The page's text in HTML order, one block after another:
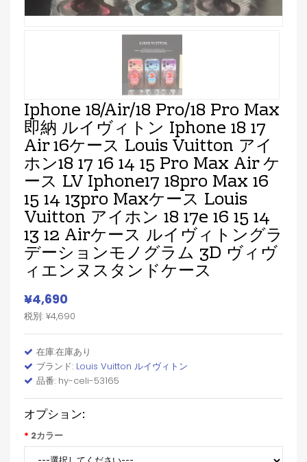
Iphone 18/air/18 Pro/18 Pro Max
即納 ルイヴィトン Iphone 18 17
Air 16ケース Louis Vuitton アイ
ホン18 17 16 14 15 Pro Max Air ケ
ース LV Iphone17 18pro Max 16
15 14 13pro Maxケース Louis
Vuitton アイホン 18 17e 16 15 14
13 12 Airケース ルイヴィトングラ
デーションモノグラム 3D ヴィヴ
ィエンヌスタンドケース
¥4,690
税別: ¥4,690
在庫:在庫あり
ブランド: Louis Vuitton ルイヴィトン
品番: hy-celi-53165
オプション:
2カラー